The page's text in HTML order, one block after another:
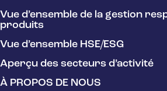
Vue d’ensemble de la gestion
produits
Vue d’ensemble HSE/ESG
Aperçu des secteurs d’activité
À PROPOS DE NOUS